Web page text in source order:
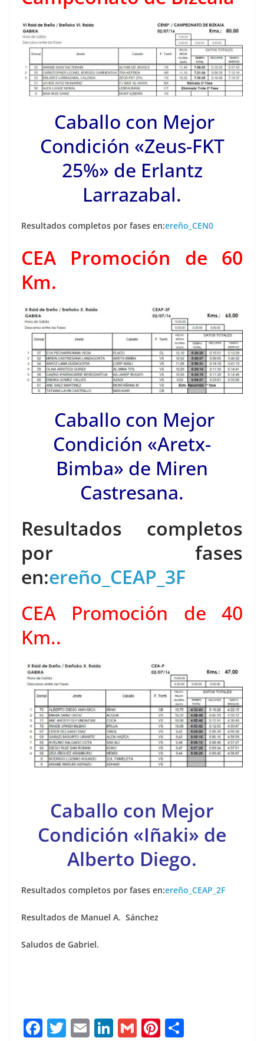
Caballo con Mejor
Condición «Zeus-FKT
25%» de Erlantz
Larrazabal.
Resultados completos por fases en:ereño_CEN0
CEA Promoción de 60
Km.
Caballo con Mejor
Condición «Aretx-
Bimba» de Miren
Castresana.
Resultados completos
por fases
en:ereño_CEAP_3F
CEA Promoción de 40
Km..
Caballo con Mejor
Condición «Iñaki» de
Alberto Diego.
Resultados completos por fases en:ereño_CEAP_2F
Resultados de Manuel A. Sánchez
Saludos de Gabriel.
F T E Li G Pi